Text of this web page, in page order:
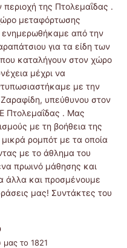
της Πτολεμαΐδας .
μεταφόρτωσης
από την
για τα είδη των
καταλήγουν στον χώρο
μέχρι να
με την
υπεύθυνου στον
Πτολεμαΐδας . Μας
με τη βοήθεια της
μικρά ρομπότ με τα οποία
με το άθλημα του
πρωινό μάθησης και
άλλα και προσμένουμε
μας! Συντάκτες του
το 1821